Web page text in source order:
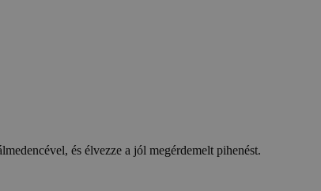
és élvezze a jól megérdemelt pihenést.